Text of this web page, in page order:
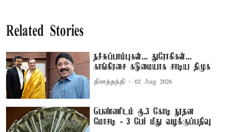
Related Stories
நச்சுப்பாம்புகள்... துரோகிகள்...
காங்கிரசை கடுமையாக சாடிய திமுக
தினத்தந்தி 02 Aug 2026
பெண்ணிடம் ரூ.3 கோடி நூதன
மோசடி - 3 பேர் மீது வழக்குப்பதிவு